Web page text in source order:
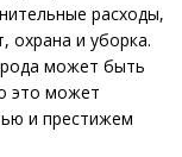
расходы,
охрана и уборка.
может быть
это может
и престижем